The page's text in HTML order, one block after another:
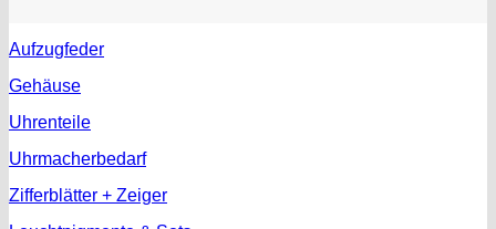
Aufzugfeder
Gehäuse
Uhrenteile
Uhrmacherbedarf
Zifferblätter + Zeiger